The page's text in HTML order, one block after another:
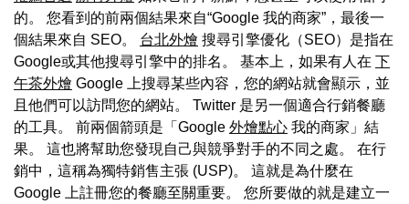
的。 您看到的前兩個結果來自“Google 我的商家”，最後一
個結果來自 SEO。 台北外燴 搜尋引擎優化（SEO）是指在
Google或其他搜尋引擎中的排名。 基本上，如果有人在 下
午茶外燴 Google 上搜尋某些內容，您的網站就會顯示，並
且他們可以訪問您的網站。 Twitter 是另一個適合行銷餐廳
的工具。 前兩個箭頭是「Google 外燴點心 我的商家」結
果。 這也將幫助您發現自己與競爭對手的不同之處。 在行
銷中，這稱為獨特銷售主張 (USP)。 這就是為什麼在
Google 上註冊您的餐廳至關重要。 您所要做的就是建立一